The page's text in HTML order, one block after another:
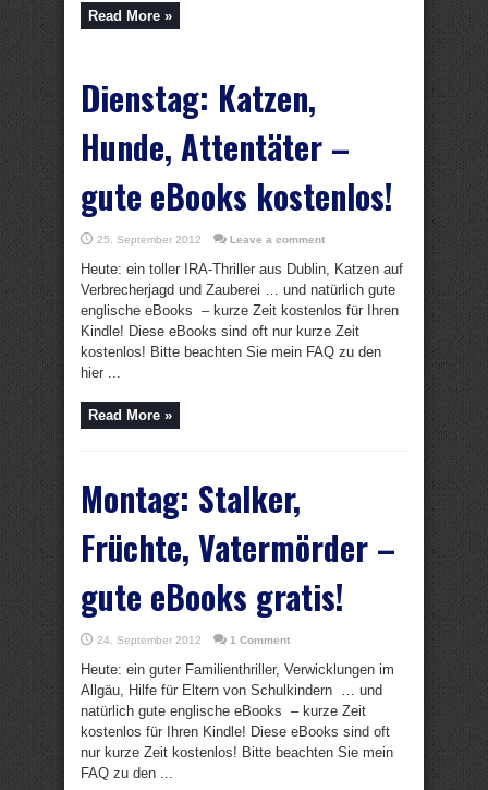
Read More »
Dienstag: Katzen,
Hunde, Attentäter –
gute eBooks kostenlos!
25. September 2012 Leave a comment
Heute: ein toller IRA-Thriller aus Dublin, Katzen auf
Verbrecherjagd und Zauberei … und natürlich gute
englische eBooks – kurze Zeit kostenlos für Ihren
Kindle! Diese eBooks sind oft nur kurze Zeit
kostenlos! Bitte beachten Sie mein FAQ zu den
hier ...
Read More »
Montag: Stalker,
Früchte, Vatermörder –
gute eBooks gratis!
24. September 2012 1 Comment
Heute: ein guter Familienthriller, Verwicklungen im
Allgäu, Hilfe für Eltern von Schulkindern … und
natürlich gute englische eBooks – kurze Zeit
kostenlos für Ihren Kindle! Diese eBooks sind oft
nur kurze Zeit kostenlos! Bitte beachten Sie mein
FAQ zu den ...